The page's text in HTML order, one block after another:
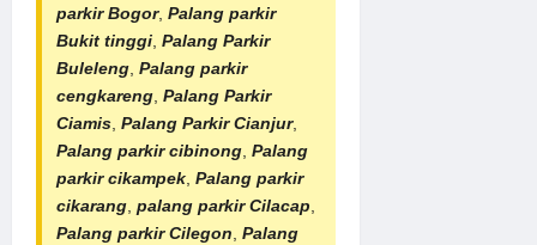
parkir Bogor, Palang parkir
Bukit tinggi, Palang Parkir
Buleleng, Palang parkir
cengkareng, Palang Parkir
Ciamis, Palang Parkir Cianjur,
Palang parkir cibinong, Palang
parkir cikampek, Palang parkir
cikarang, palang parkir Cilacap,
Palang parkir Cilegon, Palang